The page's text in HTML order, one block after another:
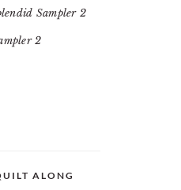
2
ALONG